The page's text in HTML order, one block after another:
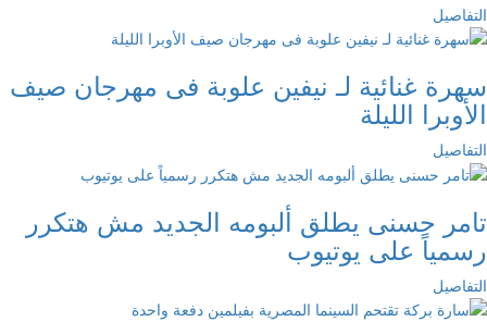
التفاصيل
سهرة غنائية لـ نيفين علوبة فى مهرجان صيف
الأوبرا الليلة
التفاصيل
تامر حسنى يطلق ألبومه الجديد مش هتكرر
رسمياً على يوتيوب
التفاصيل